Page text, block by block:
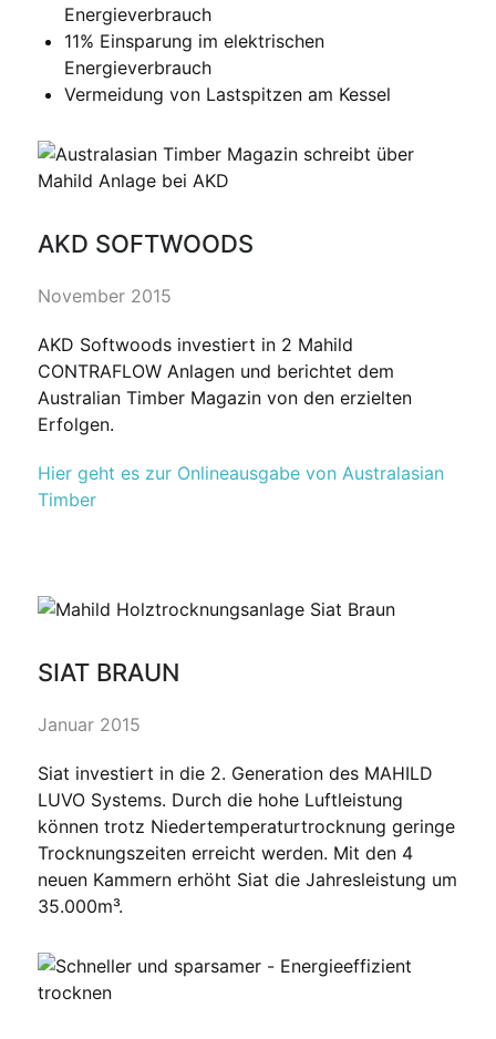
Energieverbrauch
11% Einsparung im elektrischen
Energieverbrauch
Vermeidung von Lastspitzen am Kessel
AKD SOFTWOODS
November 2015
AKD Softwoods investiert in 2 Mahild
CONTRAFLOW Anlagen und berichtet dem
Australian Timber Magazin von den erzielten
Erfolgen.
Hier geht es zur Onlineausgabe von Australasian
Timber
SIAT BRAUN
Januar 2015
Siat investiert in die 2. Generation des MAHILD
LUVO Systems. Durch die hohe Luftleistung
können trotz Niedertemperaturtrocknung geringe
Trocknungszeiten erreicht werden. Mit den 4
neuen Kammern erhöht Siat die Jahresleistung um
35.000m³.